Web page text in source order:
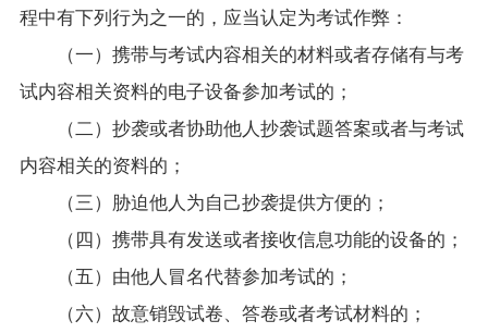
程中有下列行为之一的，应当认定为考试作弊：
（一）携带与考试内容相关的材料或者存储有与考
试内容相关资料的电子设备参加考试的；
（二）抄袭或者协助他人抄袭试题答案或者与考试
内容相关的资料的；
（三）胁迫他人为自己抄袭提供方便的；
（四）携带具有发送或者接收信息功能的设备的；
（五）由他人冒名代替参加考试的；
（六）故意销毁试卷、答卷或者考试材料的；